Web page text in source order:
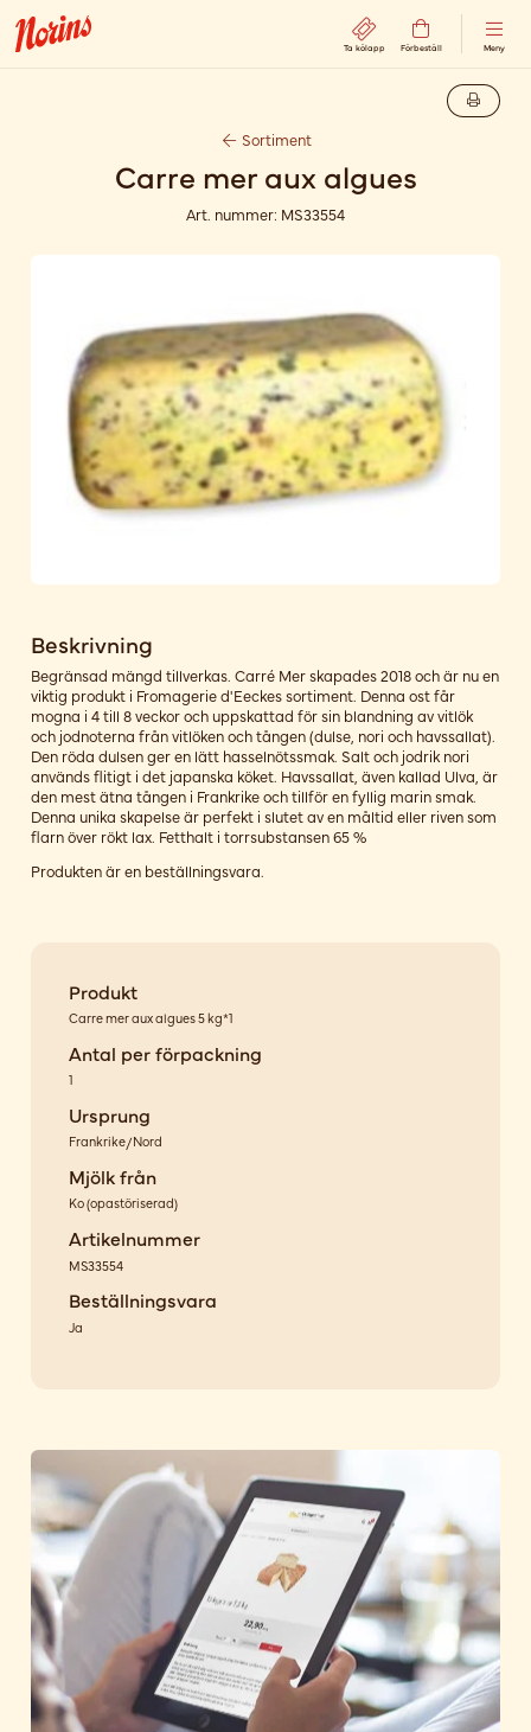
Ta kölapp Förbeställ Meny
Sortiment
Carre mer aux algues
Art. nummer: MS33554
Beskrivning
Begränsad mängd tillverkas. Carré Mer skapades 2018 och är nu en
viktig produkt i Fromagerie d'Eeckes sortiment. Denna ost får
mogna i 4 till 8 veckor och uppskattad för sin blandning av vitlök
och jodnoterna från vitlöken och tången (dulse, nori och havssallat).
Den röda dulsen ger en lätt hasselnötssmak. Salt och jodrik nori
används flitigt i det japanska köket. Havssallat, även kallad Ulva, är
den mest ätna tången i Frankrike och tillför en fyllig marin smak.
Denna unika skapelse är perfekt i slutet av en måltid eller riven som
flarn över rökt lax. Fetthalt i torrsubstansen 65 %
Produkten är en beställningsvara.
Produkt
Carre mer aux algues 5 kg*1
Antal per förpackning
1
Ursprung
Frankrike/Nord
Mjölk från
Ko(opastöriserad)
Artikelnummer
MS33554
Beställningsvara
Ja